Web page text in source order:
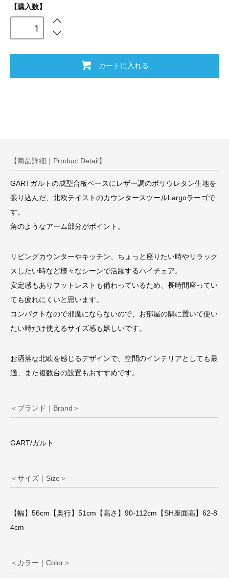
【購入数】
カートに入れる
【商品詳細｜Product Detail】
GARTガルトの成型合板ベースにレザー調のポリウレタン生地を
張り込んだ、北欧テイストのカウンタースツールLargoラーゴで
す。
角のようなアーム部分がポイント。
リビングカウンターやキッチン、ちょっと座りたい時やリラック
スしたい時など様々なシーンで活躍するハイチェア。
安定感もありフットレストも備わっているため、長時間座ってい
ても疲れにくいと思います。
コンパクトなので邪魔にならないので、お部屋の隅に置いて使い
たい時だけ使えるサイズ感も嬉しいです。
お洒落な北欧を感じるデザインで、空間のインテリアとしても最
適、また複数台の設置もおすすめです。
＜ブランド｜Brand＞
GART/ガルト
＜サイズ｜Size＞
【幅】56cm【奥行】51cm【高さ】90-112cm【SH座面高】62-8
4cm
＜カラー｜Color＞